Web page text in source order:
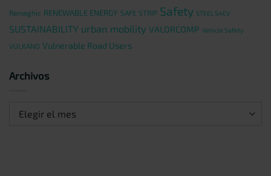
Remaghic RENEWABLE ENERGY SAFE STRIP Safety STEEL S4EV
SUSTAINABILITY urban mobility VALORCOMP Vehicle Safety
VULKANO Vulnerable Road Users
Archivos
Archivos